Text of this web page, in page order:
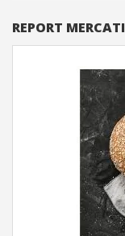
REPORT MERCATI